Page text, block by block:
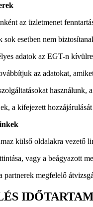
az üzletmenet
esetben nem
adatok az EGT-n
az adatokat,
használunk,
a kifejezett
külső oldalakra vezető
vagy a beágyazott
partnerek megfelelő